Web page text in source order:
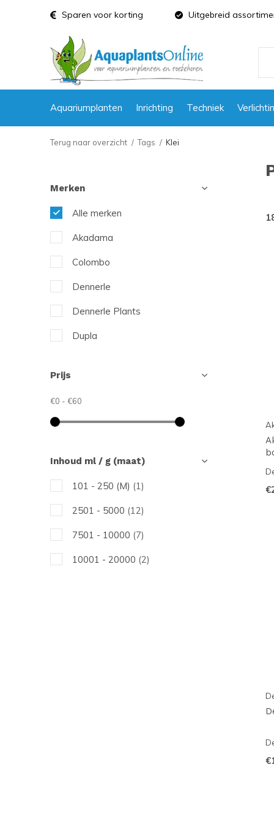
Aquariumplanten Inrichting Techniek
Sparen voor korting Uitgebreid
Terug naar overzicht Tags Klei
Merken
Alle merken
Akadama
Colombo
Dennerle
Dennerle Plants
Dupla
Prijs
€0 - €60
Inhoud ml / g (maat)
101 - 250 (M) (1)
2501 - 5000 (12)
7501 - 10000 (7)
10001 - 20000 (2)